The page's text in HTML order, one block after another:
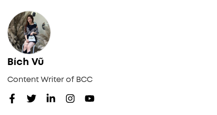
Bích Vũ
Content Writer of BCC